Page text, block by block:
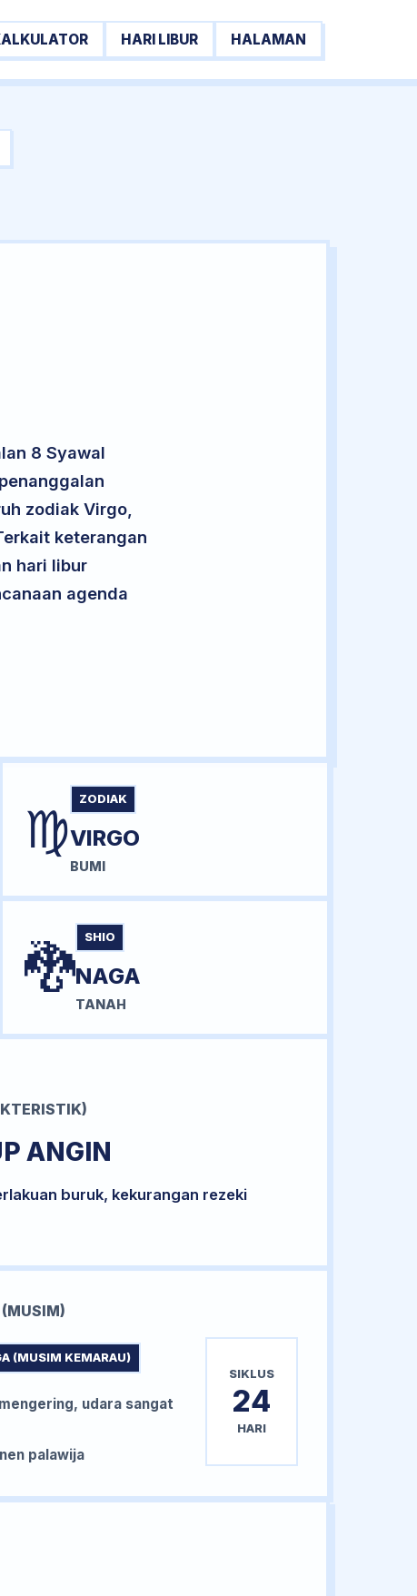
HARI LIBUR HALAMAN
8 Syawal
zodiak Virgo,
keterangan
hari libur
agenda
♍ ZODIAK
VIRGO
BUMI
🐉 SHIO
NAGA
TANAH
ANGIN
buruk, kekurangan rezeki
(MUSIM KEMARAU)
udara sangat
palawija
SIKLUS
24
HARI